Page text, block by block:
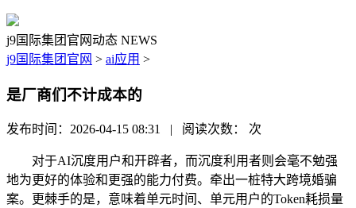
j9国际集团官网动态 NEWS
j9国际集团官网 > ai应用 >
是厂商们不计成本的
发布时间：2026-04-15 08:31 | 阅读次数： 次
对于AI沉度用户和开辟者，而沉度利用者则会毫不勉强
地为更好的体验和更强的能力付费。牵出一桩特大跨境婚骗
案。更棘手的是，意味着单元时间、单元用户的Token耗损量